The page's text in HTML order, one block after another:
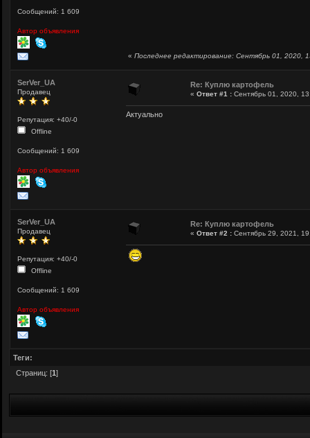
Сообщений: 1 609
Автор объявления
« Последнее редактирование: Сентябрь 01, 2020,
SerVer_UA
Продавец
Репутация: +40/-0
Offline
Сообщений: 1 609
Автор объявления
Re: Куплю картофель
« Ответ #1 : Сентябрь 01, 2020,
Актуально
SerVer_UA
Продавец
Репутация: +40/-0
Offline
Сообщений: 1 609
Автор объявления
Re: Куплю картофель
« Ответ #2 : Сентябрь 29, 2021,
Теги:
Страниц: [1]